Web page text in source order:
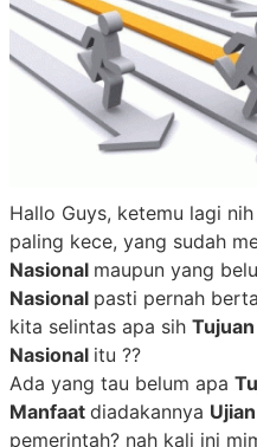
Hallo Guys, ketemu lagi
paling kece, yang sudah
Nasional maupun yang
Nasional pasti pernah
kita selintas apa sih
Nasional itu ??
Ada yang tau belum apa
Manfaat diadakannya
pemerintah? nah kali ini